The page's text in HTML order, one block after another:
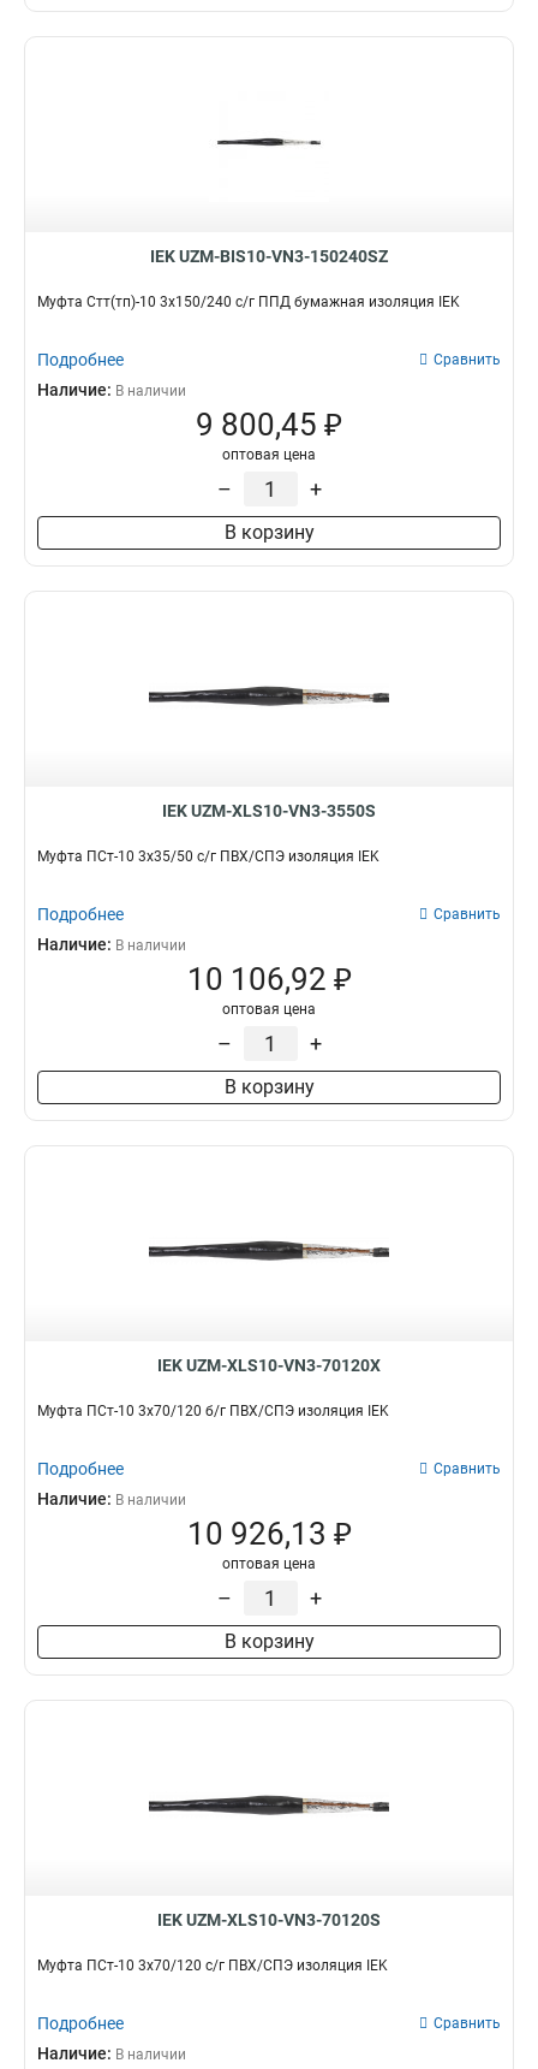
IEK UZM-BIS10-VN3-150240SZ
Муфта Стт(тп)-10 3х150/240 с/г ППД бумажная изоляция IEK
Подробнее Сравнить
Наличие: В наличии
9 800,45 ₽
оптовая цена
– +
В корзину
IEK UZM-XLS10-VN3-3550S
Муфта ПСт-10 3х35/50 с/г ПВХ/СПЭ изоляция IEK
Подробнее Сравнить
Наличие: В наличии
10 106,92 ₽
оптовая цена
– +
В корзину
IEK UZM-XLS10-VN3-70120X
Муфта ПСт-10 3х70/120 б/г ПВХ/СПЭ изоляция IEK
Подробнее Сравнить
Наличие: В наличии
10 926,13 ₽
оптовая цена
– +
В корзину
IEK UZM-XLS10-VN3-70120S
Муфта ПСт-10 3х70/120 с/г ПВХ/СПЭ изоляция IEK
Подробнее Сравнить
Наличие: В наличии